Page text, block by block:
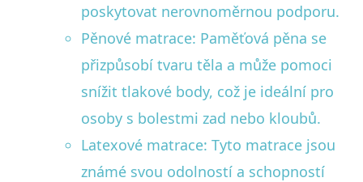
poskytovat nerovnoměrnou podporu.
Pěnové matrace: Paměťová pěna se
přizpůsobí tvaru těla a může pomoci
snížit tlakové body, což je ideální pro
osoby s bolestmi zad nebo kloubů.
Latexové matrace: Tyto matrace jsou
známé svou odolností a schopností